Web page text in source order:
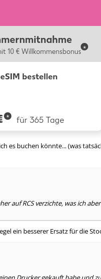
es buchen könnte... (was
auf RCS verzichte, was ich
ein besserer Ersatz für die